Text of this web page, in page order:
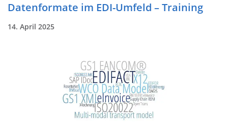
Datenformate im EDI-Umfeld – Training
14. April 2025